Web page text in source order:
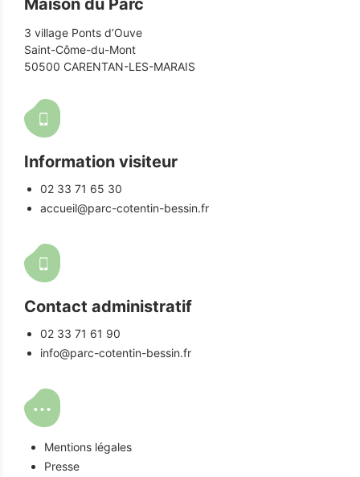
Maison du Parc
3 village Ponts d’Ouve
Saint-Côme-du-Mont
50500 CARENTAN-LES-MARAIS
Information visiteur
02 33 71 65 30
accueil@parc-cotentin-bessin.fr
Contact administratif
02 33 71 61 90
info@parc-cotentin-bessin.fr
Mentions légales
Presse